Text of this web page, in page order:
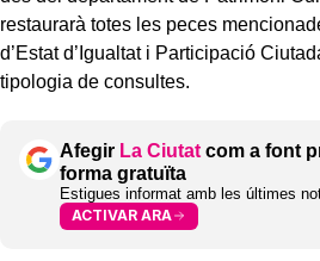
restaurarà totes les peces
d’Estat d’Igualtat i Participació
tipologia de consultes.
Afegir La Ciutat com a font
forma gratuïta
Estigues informat amb les últimes
ACTIVAR ARA